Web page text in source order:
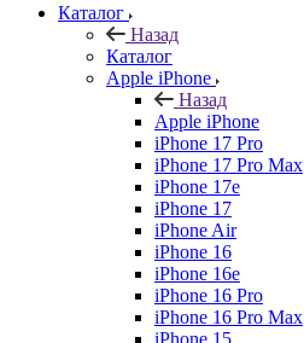
Каталог
Назад
Каталог
Apple iPhone
Назад
Apple iPhone
iPhone 17 Pro
iPhone 17 Pro Max
iPhone 17e
iPhone 17
iPhone Air
iPhone 16
iPhone 16e
iPhone 16 Pro
iPhone 16 Pro Max
iPhone 15